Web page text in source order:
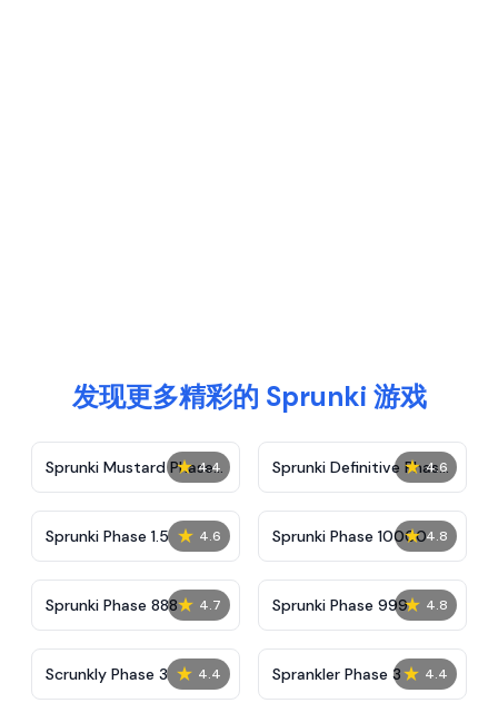
发现更多精彩的 Sprunki 游戏
★ 4.4
Sprunki Mustard Phase
2
★ 4.6
Sprunki Definitive Phase
7
★ 4.6
Sprunki Phase 1.5 ★ 4.8
Sprunki Phase 10000
★ 4.7
Sprunki Phase 888 ★ 4.8
Sprunki Phase 999
★ 4.4
Scrunkly Phase 3 ★ 4.4
Sprankler Phase 3